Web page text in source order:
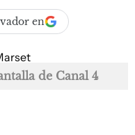
en
de Canal 4